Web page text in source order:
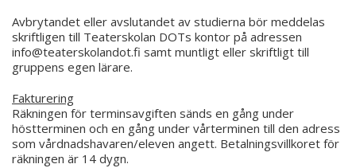
Avbrytandet eller avslutandet av studierna bör meddelas
skriftligen till Teaterskolan DOTs kontor på adressen
info@teaterskolandot.fi samt muntligt eller skriftligt till
gruppens egen lärare.
Fakturering
Räkningen för terminsavgiften sänds en gång under
höstterminen och en gång under vårterminen till den adress
som vårdnadshavaren/eleven angett. Betalningsvillkoret för
räkningen är 14 dygn.